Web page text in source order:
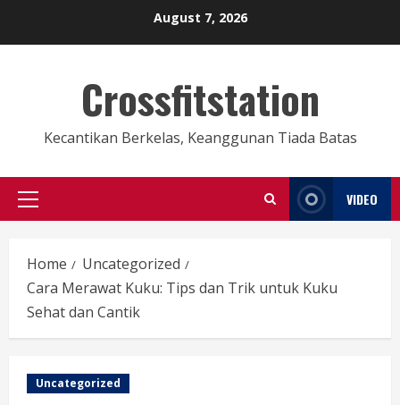
August 7, 2026
Crossfitstation
Kecantikan Berkelas, Keanggunan Tiada Batas
Primary
VIDEO
Home
Uncategorized
Cara Merawat Kuku: Tips dan Trik untuk Kuku
Sehat dan Cantik
Uncategorized